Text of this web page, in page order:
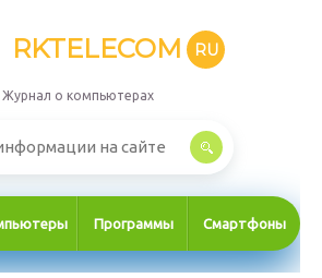
RKTELECOM RU
Журнал о компьютерах
Программы Смартфоны